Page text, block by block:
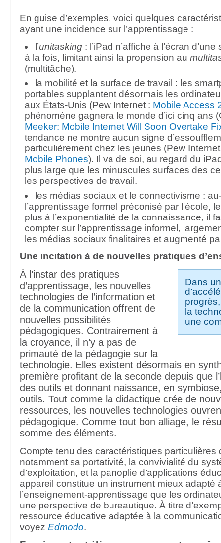
En guise d’exemples, voici quelques
ayant une incidence sur l’apprentissage :
l’unitasking: l’iPad n’affiche à l’écran
à la fois, limitant ainsi la propension au
(multitâche).
la mobilité et la surface de travail : les
portables supplantent désormais les
aux États-Unis (Pew Internet : Mobile Access
phénomène gagnera le monde d’ici cinq ans
Meeker: Mobile Internet Will Soon Overtake
tendance ne montre aucun signe
particulièrement chez les jeunes (Pew
Mobile Phones). Il va de soi, au regard du
plus large que les minuscules surfaces des
les perspectives de travail.
les médias sociaux et le connectivisme :
l’apprentissage formel préconisé par l’école,
plus à l’exponentialité de la connaissance, il
compter sur l’apprentissage informel,
les médias sociaux finalitaires et augmenté
Une incitation à de nouvelles pratiques
Dans
la
une
À l’instar des pratiques
d’apprentissage, les nouvelles
technologies de l’information et
de la communication offrent de
nouvelles possibilités
pédagogiques. Contrairement à
la croyance, il n’y a pas de
primauté de la pédagogie sur la
technologie. Elles existent désormais en
première profitant de la seconde depuis que
des outils et donnant naissance, en
outils. Tout comme la didactique crée de
ressources, les nouvelles technologies
pédagogique. Comme tout bon alliage, le
somme des éléments.
Compte tenu des caractéristiques particulières
notamment sa portativité, la convivialité du
d’exploitation, et la panoplie d’applications
appareil constitue un instrument mieux adapté
l’enseignement-apprentissage que les
une perspective de bureautique. À titre
ressource éducative adaptée à la
voyez Edmodo.